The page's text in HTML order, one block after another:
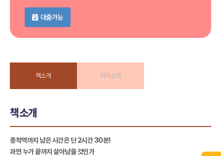
대출가능
책소개 저자소개
책소개
종착역까지 남은 시간은 단 2시간 30분!
과연 누가 끝까지 살아남을 것인가